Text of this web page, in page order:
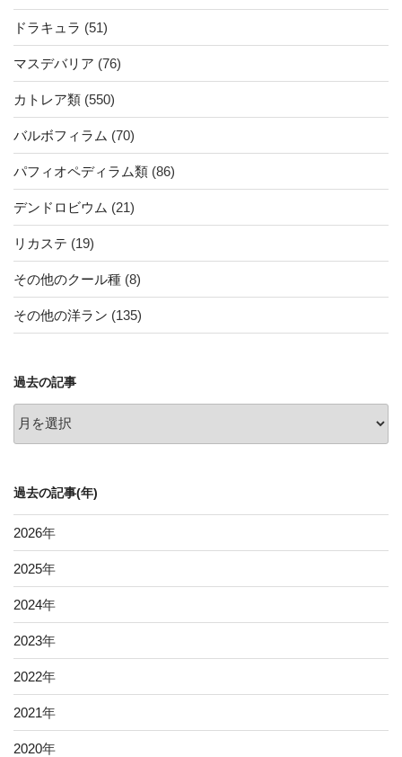
ドラキュラ (51)
マスデバリア (76)
カトレア類 (550)
バルボフィラム (70)
パフィオペディラム類 (86)
デンドロビウム (21)
リカステ (19)
その他のクール種 (8)
その他の洋ラン (135)
過去の記事
去
事
過去の記事(年)
2026年
2025年
2024年
2023年
2022年
2021年
2020年